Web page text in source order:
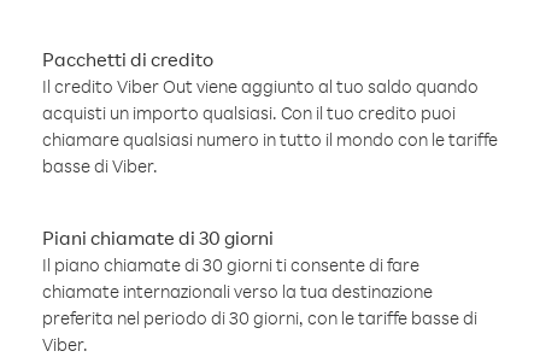
Pacchetti di credito
Il credito Viber Out viene aggiunto al tuo saldo quando
acquisti un importo qualsiasi. Con il tuo credito puoi
chiamare qualsiasi numero in tutto il mondo con le tariffe
basse di Viber.
Piani chiamate di 30 giorni
Il piano chiamate di 30 giorni ti consente di fare
chiamate internazionali verso la tua destinazione
preferita nel periodo di 30 giorni, con le tariffe basse di
Viber.